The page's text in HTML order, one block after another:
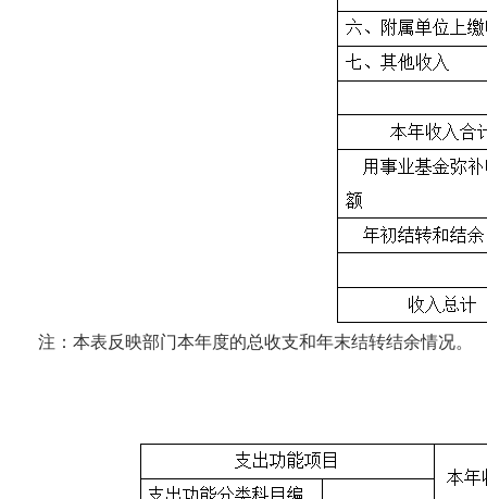
注：本表反映部门本年度的总收支和年末结转结余情况。